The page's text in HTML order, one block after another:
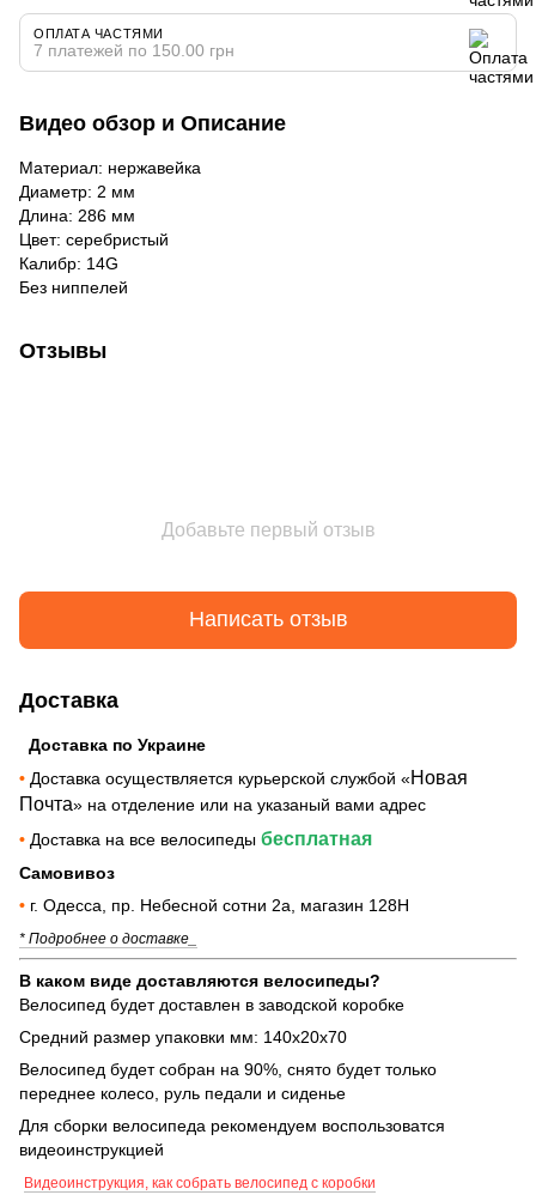
ОПЛАТА ЧАСТЯМИ
7 платежей по 150.00 грн
Видео обзор и Описание
Материал: нержавейка
Диаметр: 2 мм
Длина: 286 мм
Цвет: серебристый
Калибр: 14G
Без ниппелей
Отзывы
Добавьте первый отзыв
Написать отзыв
Доставка
Доставка по Украине
• Доставка осуществляется курьерской службой «Новая
Почта» на отделение или на указаный вами адрес
• Доставка на все велосипеды бесплатная
Самовивоз
• г. Одесса, пр. Небесной сотни 2а, магазин 128Н
* Подробнее о доставке_
В каком виде доставляются велосипеды?
Велосипед будет доставлен в заводской коробке
Средний размер упаковки мм: 140х20х70
Велосипед будет собран на 90%, снято будет только
переднее колесо, руль педали и сиденье
Для сборки велосипеда рекомендуем воспользоватся
видеоинструкцией
Видеоинструкция, как собрать велосипед с коробки